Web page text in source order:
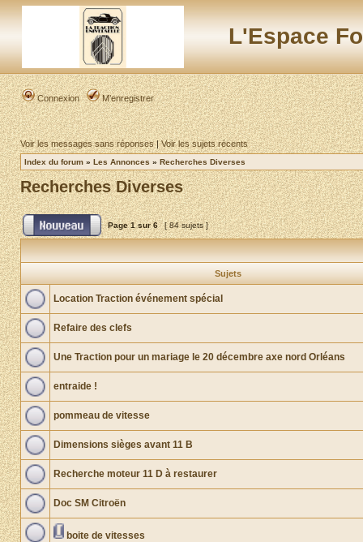
L'Espace
Connexion M’enregistrer
Voir les messages sans réponses|Voir les sujets récents
Index du forum » Les Annonces » Recherches Diverses
Recherches Diverses
Page1sur6 [ 84 sujets ]
Sujets
Location Traction événement spécial
Refaire des clefs
Une Traction pour un mariage le 20 décembre axe nord Orléans
entraide !
pommeau de vitesse
Dimensions sièges avant 11 B
Recherche moteur 11 D à restaurer
Doc SM Citroën
boite de vitesses